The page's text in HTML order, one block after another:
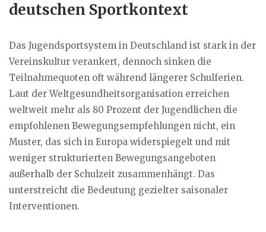
deutschen Sportkontext
Das Jugendsportsystem in Deutschland ist stark in der
Vereinskultur verankert, dennoch sinken die
Teilnahmequoten oft während längerer Schulferien.
Laut der Weltgesundheitsorganisation erreichen
weltweit mehr als 80 Prozent der Jugendlichen die
empfohlenen Bewegungsempfehlungen nicht, ein
Muster, das sich in Europa widerspiegelt und mit
weniger strukturierten Bewegungsangeboten
außerhalb der Schulzeit zusammenhängt. Das
unterstreicht die Bedeutung gezielter saisonaler
Interventionen.